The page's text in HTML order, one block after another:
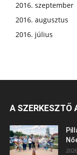
2016. szeptember
2016. augusztus
2016. július
A SZERKESZTŐ